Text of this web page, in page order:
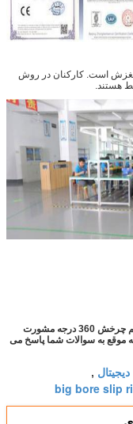
زمینه حلقه لغزش است. کارکنان در روش
هستند.
خوش آمدید به ما با درخواست های خود را برای هر سیستم چرخش 360 درجه مشورت
موقع به سوالات شما پاسخ می
,
big bore slip